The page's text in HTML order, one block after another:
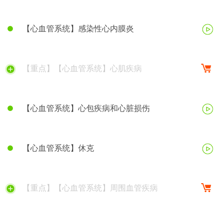
【心血管系统】感染性心内膜炎
【重点】【心血管系统】心肌疾病
【心血管系统】心包疾病和心脏损伤
【心血管系统】休克
【重点】【心血管系统】周围血管疾病